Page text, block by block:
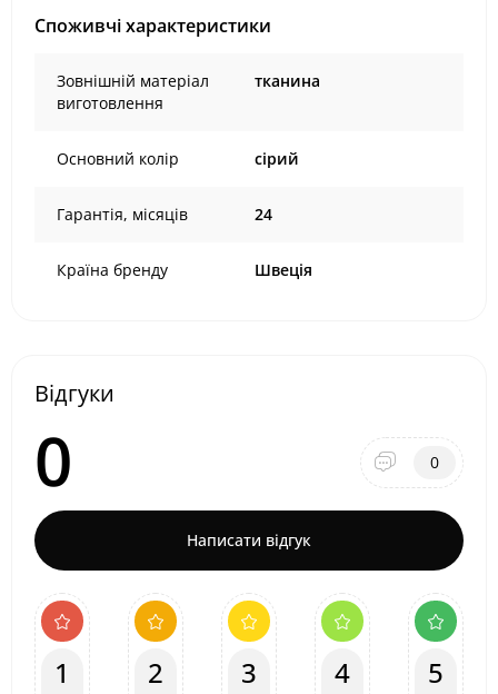
Споживчі характеристики
Зовнішній матеріал
виготовлення
тканина
Основний колір сірий
Гарантія, місяців 24
Країна бренду Швеція
Відгуки
0 0
Написати відгук
1 2 3 4 5